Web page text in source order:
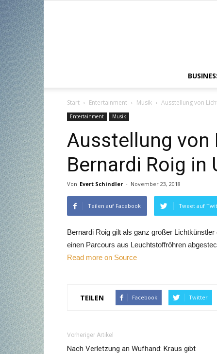
Start Entertainment Musik Ausstellung von
Entertainment Musik
Ausstellung
Bernardi Roig in
Von Evert Schindler - November 23, 2018
Teilen auf Facebook Tweet auf
Bernardi Roig gilt als ganz großer
einen Parcours aus Leuchtstoffröhren
Read more on Source
TEILEN Facebook Twitter
Vorheriger Artikel
Nach Verletzung an Wufhand: Kraus gibt